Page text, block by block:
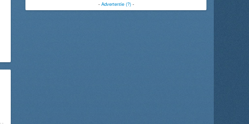
- Advertentie (?)-